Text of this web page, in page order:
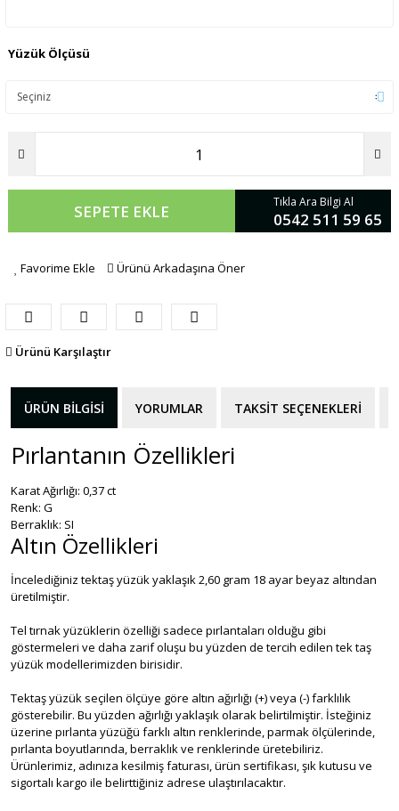
Yüzük Ölçüsü
SEPETE EKLE Tıkla Ara Bilgi Al
0542 511 59 65
Favorime Ekle Ürünü Arkadaşına Öner
Ürünü Karşılaştır
ÜRÜN BILGISI YORUMLAR TAKSIT SEÇENEKLERI
Pırlantanın Özellikleri
Karat Ağırlığı: 0,37 ct
Renk: G
Berraklık: SI
Altın Özellikleri
İncelediğiniz tektaş yüzük yaklaşık 2,60 gram 18 ayar beyaz altından
üretilmiştir.
Tel tırnak yüzüklerin özelliği sadece pırlantaları olduğu gibi
göstermeleri ve daha zarif oluşu bu yüzden de tercih edilen tek taş
yüzük modellerimizden birisidir.
Tektaş yüzük seçilen ölçüye göre altın ağırlığı (+) veya (-) farklılık
gösterebilir. Bu yüzden ağırlığı yaklaşık olarak belirtilmiştir. İsteğiniz
üzerine pırlanta yüzüğü farklı altın renklerinde, parmak ölçülerinde,
pırlanta boyutlarında, berraklık ve renklerinde üretebiliriz.
Ürünlerimiz, adınıza kesilmiş faturası, ürün sertifikası, şık kutusu ve
sigortalı kargo ile belirttiğiniz adrese ulaştırılacaktır.